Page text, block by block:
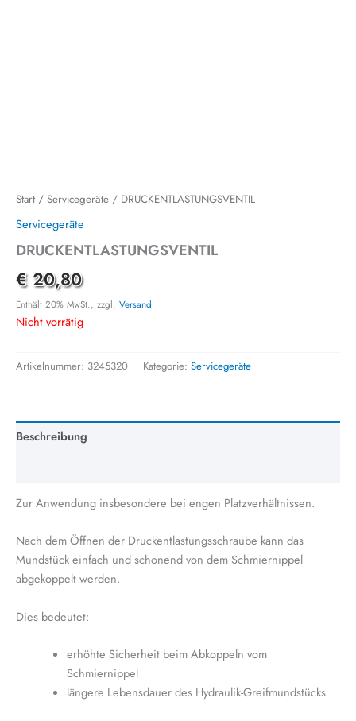
Start / Servicegeräte / DRUCKENTLASTUNGSVENTIL
Servicegeräte
DRUCKENTLASTUNGSVENTIL
€20,80
Enthält 20% MwSt., zzgl. Versand
Nicht vorrätig
Artikelnummer: 3245320 Kategorie: Servicegeräte
Beschreibung
Zur Anwendung insbesondere bei engen Platzverhältnissen.
Nach dem Öffnen der Druckentlastungsschraube kann das
Mundstück einfach und schonend von dem Schmiernippel
abgekoppelt werden.
Dies bedeutet:
erhöhte Sicherheit beim Abkoppeln vom
Schmiernippel
längere Lebensdauer des Hydraulik-Greifmundstücks